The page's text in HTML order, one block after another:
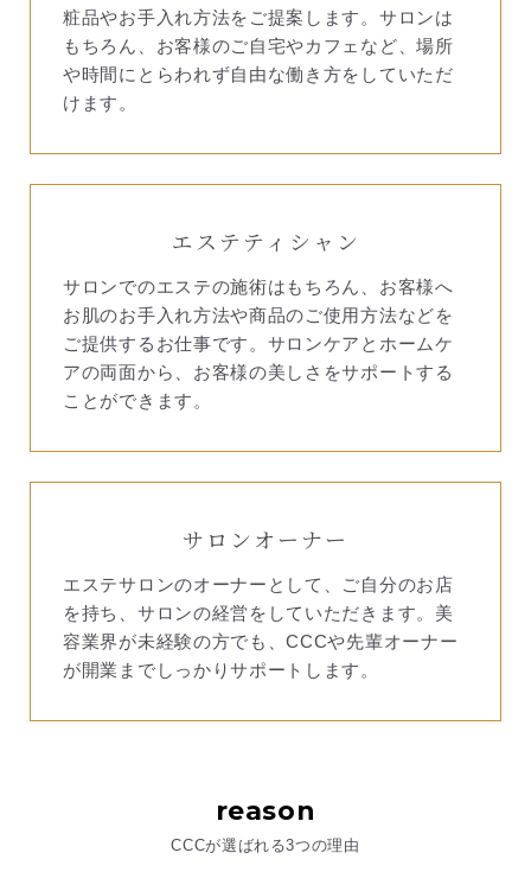
粧品やお手入れ方法をご提案します。サロンは
もちろん、お客様のご自宅やカフェなど、場所
や時間にとらわれず自由な働き方をしていただ
けます。
エステティシャン
サロンでのエステの施術はもちろん、お客様へ
お肌のお手入れ方法や商品のご使用方法などを
ご提供するお仕事です。サロンケアとホームケ
アの両面から、お客様の美しさをサポートする
ことができます。
サロンオーナー
エステサロンのオーナーとして、ご自分のお店
を持ち、サロンの経営をしていただきます。美
容業界が未経験の方でも、CCCや先輩オーナー
が開業までしっかりサポートします。
reason
CCCが選ばれる3つの理由